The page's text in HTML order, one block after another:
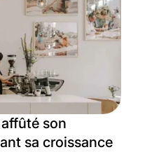
son
sa croissance